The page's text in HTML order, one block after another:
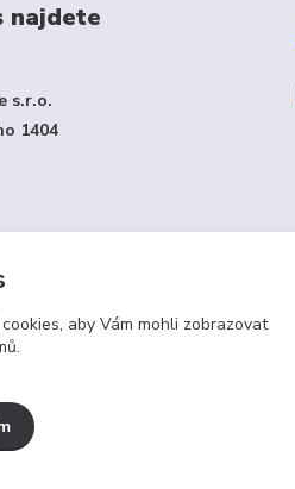
najdete
s.r.o.
1404
není klasický kamenný
aby Vám mohli zobrazovat